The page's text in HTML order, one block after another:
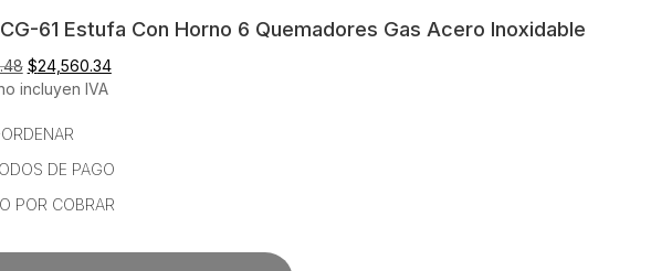
61 Estufa Con Horno 6 Quemadores Gas Acero Inoxidable
El
precio
era:
$24,560.34El
incluyen IVA
DE PAGO
POR COBRAR